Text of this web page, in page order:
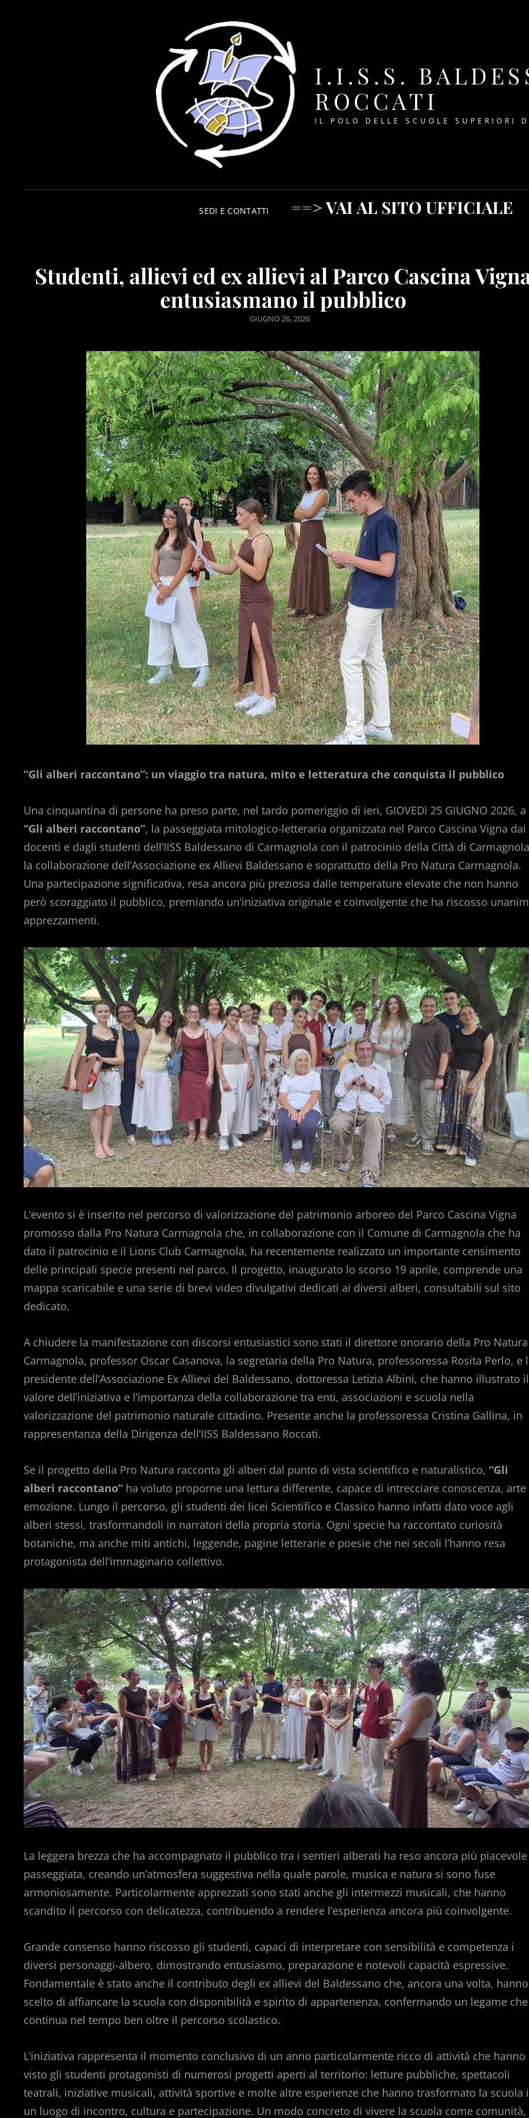
I.I.S.S.
ROCCATI
IL POLO DELLE SCUOLE SUPERIORI
SEDI E CONTATTI ==> VAI AL SITO UFFICIALE
Studenti, allievi ed ex allievi al Parco Cascina
entusiasmano il pubblico
POSTED
GIUGNO 26, 2026
“Gli alberi raccontano”: un viaggio tra natura, mito e letteratura che conquista il pubblico
Una cinquantina di persone ha preso parte, nel tardo pomeriggio di ieri, GIOVEDì 25 GIUGNO 2026, a
“Gli alberi raccontano”, la passeggiata mitologico-letteraria organizzata nel Parco Cascina Vigna dai
docenti e dagli studenti dell’IISS Baldessano di Carmagnola con il patrocinio della Città di
la collaborazione dell’Associazione ex Allievi Baldessano e soprattutto della Pro Natura Carmagnola.
Una partecipazione significativa, resa ancora più preziosa dalle temperature elevate che non hanno
però scoraggiato il pubblico, premiando un’iniziativa originale e coinvolgente che ha riscosso
apprezzamenti.
L’evento si è inserito nel percorso di valorizzazione del patrimonio arboreo del Parco Cascina Vigna
promosso dalla Pro Natura Carmagnola che, in collaborazione con il Comune di Carmagnola che ha
dato il patrocinio e il Lions Club Carmagnola, ha recentemente realizzato un importante censimento
delle principali specie presenti nel parco. Il progetto, inaugurato lo scorso 19 aprile, comprende una
mappa scaricabile e una serie di brevi video divulgativi dedicati ai diversi alberi, consultabili sul sito
dedicato.
A chiudere la manifestazione con discorsi entusiastici sono stati il direttore onorario della Pro Natura
Carmagnola, professor Oscar Casanova, la segretaria della Pro Natura, professoressa Rosita Perlo, e
presidente dell’Associazione Ex Allievi del Baldessano, dottoressa Letizia Albini, che hanno illustrato il
valore dell’iniziativa e l’importanza della collaborazione tra enti, associazioni e scuola nella
valorizzazione del patrimonio naturale cittadino. Presente anche la professoressa Cristina Gallina, in
rappresentanza della Dirigenza dell’IISS Baldessano Roccati.
Se il progetto della Pro Natura racconta gli alberi dal punto di vista scientifico e naturalistico, “Gli
alberi raccontano” ha voluto proporne una lettura differente, capace di intrecciare conoscenza, arte
emozione. Lungo il percorso, gli studenti dei licei Scientifico e Classico hanno infatti dato voce agli
alberi stessi, trasformandoli in narratori della propria storia. Ogni specie ha raccontato curiosità
botaniche, ma anche miti antichi, leggende, pagine letterarie e poesie che nei secoli l’hanno resa
protagonista dell’immaginario collettivo.
La leggera brezza che ha accompagnato il pubblico tra i sentieri alberati ha reso ancora più
passeggiata, creando un’atmosfera suggestiva nella quale parole, musica e natura si sono fuse
armoniosamente. Particolarmente apprezzati sono stati anche gli intermezzi musicali, che hanno
scandito il percorso con delicatezza, contribuendo a rendere l’esperienza ancora più coinvolgente.
Grande consenso hanno riscosso gli studenti, capaci di interpretare con sensibilità e competenza i
diversi personaggi-albero, dimostrando entusiasmo, preparazione e notevoli capacità espressive.
Fondamentale è stato anche il contributo degli ex allievi del Baldessano che, ancora una volta, hanno
scelto di affiancare la scuola con disponibilità e spirito di appartenenza, confermando un legame che
continua nel tempo ben oltre il percorso scolastico.
L’iniziativa rappresenta il momento conclusivo di un anno particolarmente ricco di attività che hanno
visto gli studenti protagonisti di numerosi progetti aperti al territorio: letture pubbliche, spettacoli
teatrali, iniziative musicali, attività sportive e molte altre esperienze che hanno trasformato la scuola
un luogo di incontro, cultura e partecipazione. Un modo concreto di vivere la scuola come comunità,